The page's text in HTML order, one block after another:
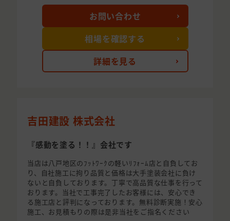
詳細を見る
お問い合わせ
相場を確認する
吉田建設 株式会社
『感動を塗る！！』会社です
当店は八戸地区のﾌｯﾄﾜｰｸの軽いﾘﾌｫｰﾑ店と自負してお
り、自社施工に拘り品質と価格は大手塗装会社に負け
ないと自負しております。丁寧で高品質な仕事を行って
おります。当社で工事完了したお客様には、安心でき
る施工店と評判になっております。無料診断実施！安心
施工、お見積もりの際は是非当社をご指名ください